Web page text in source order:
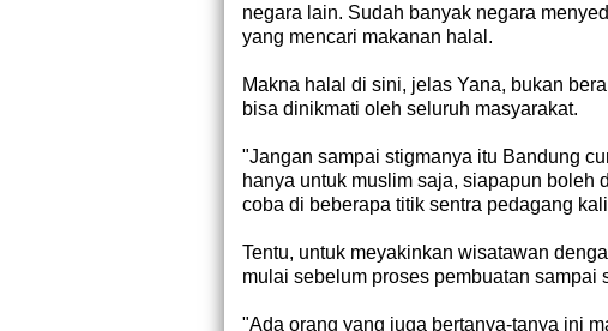
negara lain. Sudah banyak negara
yang mencari makanan halal.
Makna halal di sini, jelas Yana, bukan
bisa dinikmati oleh seluruh masyarakat.
"Jangan sampai stigmanya itu Bandung
hanya untuk muslim saja, siapapun boleh
coba di beberapa titik sentra pedagang
Tentu, untuk meyakinkan wisatawan
mulai sebelum proses pembuatan sampai
"Ada orang yang juga bertanya-tanya ini